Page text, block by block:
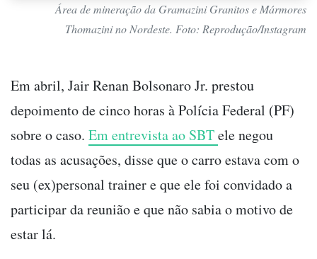
Área de mineração da Gramazini Granitos e Mármores
Thomazini no Nordeste. Foto: Reprodução/Instagram
Em abril, Jair Renan Bolsonaro Jr. prestou
depoimento de cinco horas à Polícia Federal (PF)
sobre o caso. Em entrevista ao SBTele negou
todas as acusações, disse que o carro estava com o
seu (ex)personal trainer e que ele foi convidado a
participar da reunião e que não sabia o motivo de
estar lá.